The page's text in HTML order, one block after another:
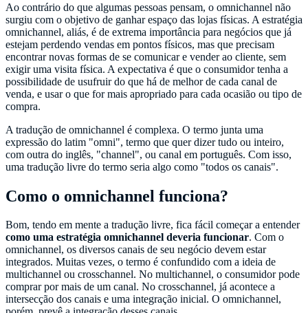
Ao contrário do que algumas pessoas pensam, o omnichannel não
surgiu com o objetivo de ganhar espaço das lojas físicas. A estratégia
omnichannel, aliás, é de extrema importância para negócios que já
estejam perdendo vendas em pontos físicos, mas que precisam
encontrar novas formas de se comunicar e vender ao cliente, sem
exigir uma visita física. A expectativa é que o consumidor tenha a
possibilidade de usufruir do que há de melhor de cada canal de
venda, e usar o que for mais apropriado para cada ocasião ou tipo de
compra.
A tradução de omnichannel é complexa. O termo junta uma
expressão do latim "omni", termo que quer dizer tudo ou inteiro,
com outra do inglês, "channel", ou canal em português. Com isso,
uma tradução livre do termo seria algo como "todos os canais".
Como o omnichannel funciona?
Bom, tendo em mente a tradução livre, fica fácil começar a entender
como uma estratégia omnichannel deveria funcionar. Com o
omnichannel, os diversos canais de seu negócio devem estar
integrados. Muitas vezes, o termo é confundido com a ideia de
multichannel ou crosschannel. No multichannel, o consumidor pode
comprar por mais de um canal. No crosschannel, já acontece a
intersecção dos canais e uma integração inicial. O omnichannel,